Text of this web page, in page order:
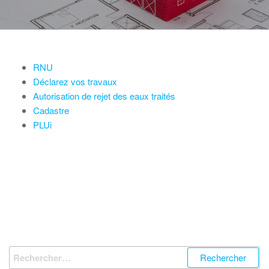
RNU
Déclarez vos travaux
Autorisation de rejet des eaux traités
Cadastre
PLUi
Rechercher :